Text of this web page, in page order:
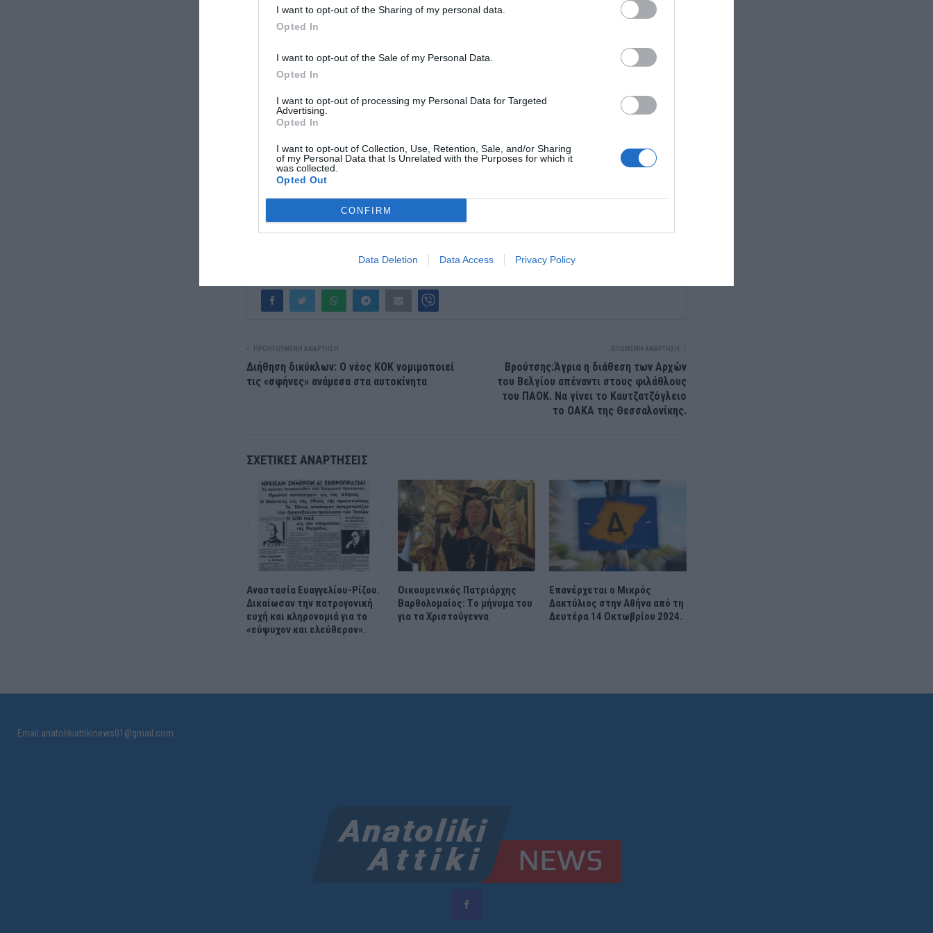
I want to opt-out of the Sharing of my personal data.
Opted In
I want to opt-out of the Sale of my Personal Data.
Opted In
I want to opt-out of processing my Personal Data for Targeted
Advertising.
Opted In
I want to opt-out of Collection, Use, Retention, Sale, and/or Sharing
of my Personal Data that Is Unrelated with the Purposes for which it
was collected.
Opted Out
CONFIRM
Data Deletion Data Access Privacy Policy
eviathemagr
ΠΡΟΗΓΟΎΜΕΝΗ ΑΝΆΡΤΗΣΗ
Διήθηση δικύκλων: Ο νέος ΚΟΚ νομιμοποιεί
τις «σφήνες» ανάμεσα στα αυτοκίνητα
ΕΠΌΜΕΝΗ ΑΝΆΡΤΗΣΗ
Βρούτσης:Άγρια η διάθεση των Αρχών
του Βελγίου απέναντι στους φιλάθλους
του ΠΑΟΚ. Να γίνει το Καυτζατζόγλειο
το ΟΑΚΑ της Θεσσαλονίκης.
ΣΧΕΤΙΚΈΣ ΑΝΑΡΤΉΣΕΙΣ
Αναστασία Ευαγγελίου-Ρίζου.
Δικαίωσαν την πατρογονική
ευχή και κληρονομιά για το
«εύψυχον και ελεύθερον».
Οικουμενικός Πατριάρχης
Βαρθολομαίος: Tο μήνυμα του
για τα Χριστούγεννα
Επανέρχεται ο Μικρός
Δακτύλιος στην Αθήνα από τη
Δευτέρα 14 Οκτωβρίου 2024.
Email:anatolikiattikinews01@gmail.com